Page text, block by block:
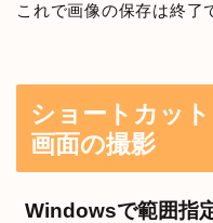
これで画像の保存は終了
ショートカッ
画面の撮影
Windowsで範囲指